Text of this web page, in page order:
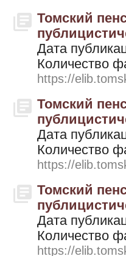
Томский
Дата
Количество
https://
Томский
Дата
Количество
https://
Томский
Дата
Количество
https://